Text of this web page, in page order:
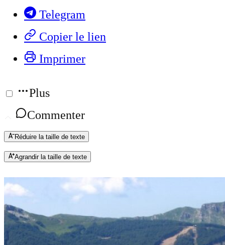
Telegram
Copier le lien
Imprimer
Plus
Commenter
Réduire la taille de texte
Agrandir la taille de texte